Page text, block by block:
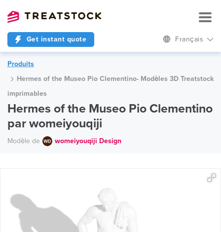
Get instant quote Français
Produits
Hermes of the Museo Pio Clementino- Modèles 3D Treatstock
imprimables
Hermes of the Museo Pio Clementino
par womeiyouqiji
Modèle de womeiyouqiji Design